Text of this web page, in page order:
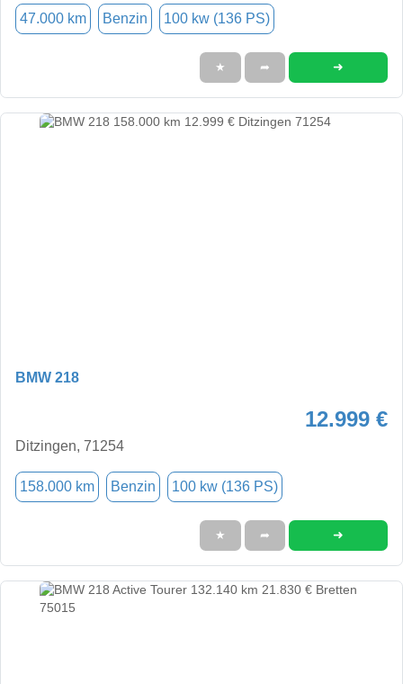
47.000 km Benzin 100 kw (136 PS)
★ ➦ ➜
BMW 218
12.999 €
Ditzingen, 71254
158.000 km Benzin 100 kw (136 PS)
★ ➦ ➜